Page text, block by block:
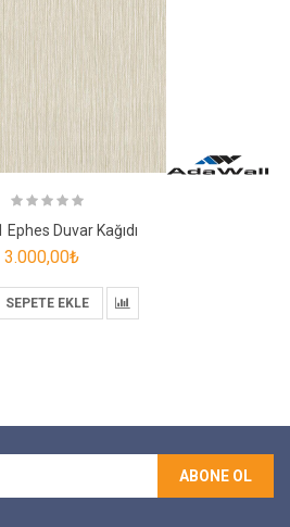
Ephes Duvar Kağıdı
3.000,00₺
SEPETE EKLE
ABONE OL